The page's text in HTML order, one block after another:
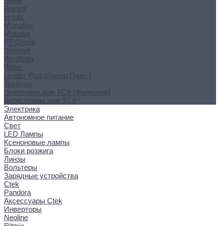
Garant
Imiola
Monoflex
Motodor
PT Group
Steinhof
Westfalia
Witter
Leader Plus (Лидер Плюс)
Трейлер
Электрика для ТСУ (Фаркопов)
Аксессуары для ТСУ
Электрика
Автономное питание
Свет
LED Лампы
Ксеноновые лампы
Блоки розжига
Линзы
Вольтеры
Зарядные устройства
Ctek
Pandora
Аксессуары Ctek
Инверторы
Neoline